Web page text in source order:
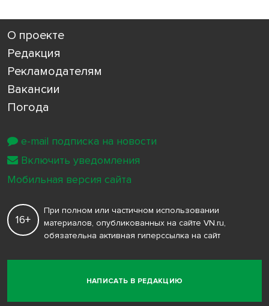
О проекте
Редакция
Рекламодателям
Вакансии
Погода
НАПИСАТЬ В РЕДАКЦИЮ
16+
При полном или частичном использовании
материалов, опубликованных на сайте VN.ru,
обязательна активная гиперссылка на сайт
e-mail подписка на новости
Включить уведомления
Мобильная версия сайта